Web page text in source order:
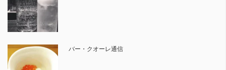
バー・クオーレ通信